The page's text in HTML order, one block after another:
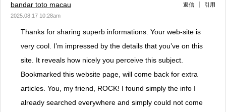
bandar toto macau
2025.08.17 10:28am
返信 引用
Thanks for sharing superb informations. Your web-site is
very cool. I’m impressed by the details that you’ve on this
site. It reveals how nicely you perceive this subject.
Bookmarked this website page, will come back for extra
articles. You, my friend, ROCK! I found simply the info I
already searched everywhere and simply could not come